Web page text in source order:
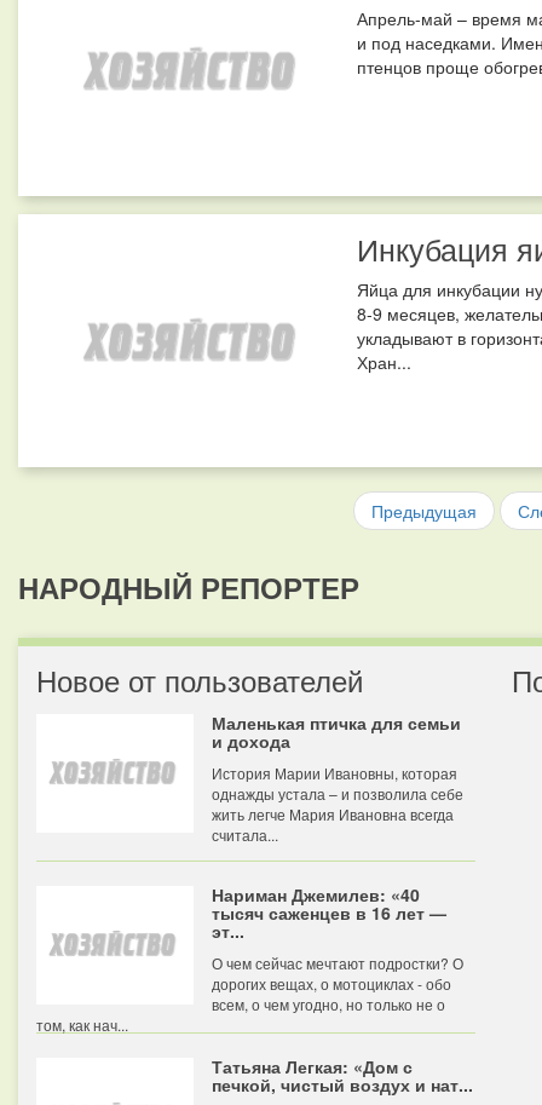
Апрель-май – время
и под наседками.
птенцов проще
Инкубация
Яйца для инкубации
8-9 месяцев,
укладывают в
Хран...
Предыдущая
НАРОДНЫЙ РЕПОРТЕР
Новое от пользователей
Маленькая птичка для семьи
и дохода
История Марии Ивановны, которая
однажды устала – и позволила себе
жить легче Мария Ивановна всегда
считала...
Нариман Джемилев: «40
тысяч саженцев в 16 лет —
эт...
О чем сейчас мечтают подростки? О
дорогих вещах, о мотоциклах - обо
всем, о чем угодно, но только не о
том, как нач...
Татьяна Легкая: «Дом с
печкой, чистый воздух и нат...